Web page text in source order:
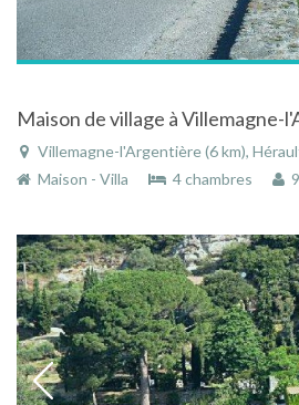
Villemagne-l'Argentière (6 km), Hérault,
Maison - Villa
4 chambres